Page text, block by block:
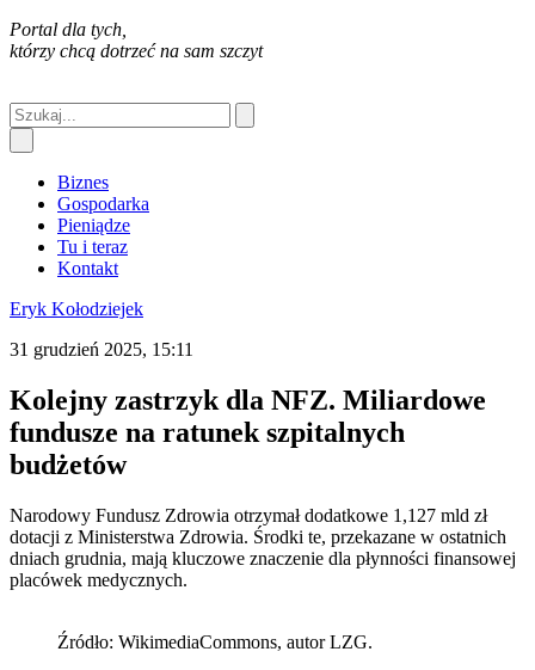
Portal dla tych,
którzy chcą dotrzeć na sam szczyt
Biznes
Gospodarka
Pieniądze
Tu i teraz
Kontakt
Eryk Kołodziejek
31 grudzień 2025, 15:11
Kolejny zastrzyk dla NFZ. Miliardowe
fundusze na ratunek szpitalnych
budżetów
Narodowy Fundusz Zdrowia otrzymał dodatkowe 1,127 mld zł
dotacji z Ministerstwa Zdrowia. Środki te, przekazane w ostatnich
dniach grudnia, mają kluczowe znaczenie dla płynności finansowej
placówek medycznych.
Źródło: WikimediaCommons, autor LZG.